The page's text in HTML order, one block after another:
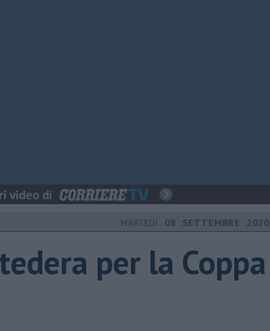
MARTEDÌ 08 SETTEMBRE 2020
per la Coppa